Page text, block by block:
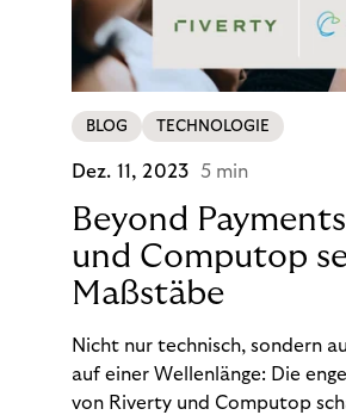
BLOG TECHNOLOGIE
Dez. 11, 2023 5 min
Beyond
und Computop
Maßstäbe
Nicht nur technisch, sondern
auf einer Wellenlänge: Die
von Riverty und Computop